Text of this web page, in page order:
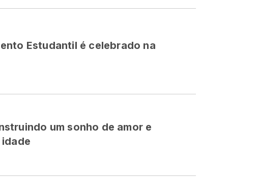
Estudantil é celebrado na
um sonho de amor e